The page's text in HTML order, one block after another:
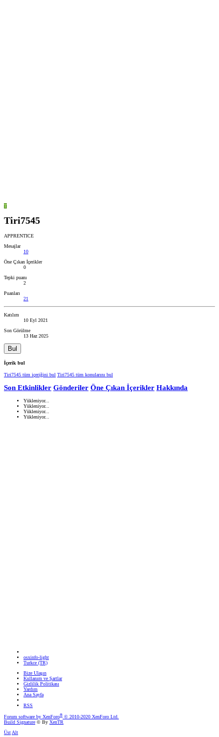
T
Tiri7545
APPRENTICE
Mesajlar
10
Öne Çıkan İçerikler
0
Tepki puanı
2
Puanları
21
Katılım
10 Eyl 2021
Son Görülme
13 Haz 2025
Bul
İçerik bul
Tiri7545 tüm içeriğini bul Tiri7545 tüm konularını bul
Son Etkinlikler Gönderiler Öne Çıkan İçerikler Hakkında
Yükleniyor...
Yükleniyor...
Yükleniyor...
Yükleniyor...
osxinfo-light
Turkce (TR)
Bize Ulaşın
Kullanım ve Şartlar
Gizlilik Politikası
Yardım
Ana Sayfa
RSS
Forum software by XenForo® © 2010-2020 XenForo Ltd.
Build Signature © By XenTR
ÜstAlt